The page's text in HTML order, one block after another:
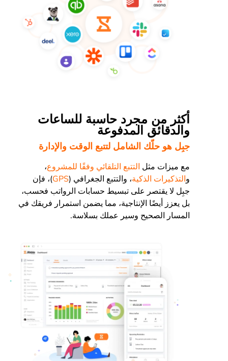
أكثر من مجرد حاسبة للساعات
والدقائق المدفوعة
جبِل هو حلّك الشامل لتتبع الوقت والإدارة
مع ميزات مثل التتبع التلقائي وفقًا للمشروع،
والتذكيرات الذكية، والتتبع الجغرافي (GPS)، فإن
جبِل لا يقتصر على تبسيط حسابات الرواتب فحسب،
بل يعزز أيضًا الإنتاجية، مما يضمن استمرار فريقك في
المسار الصحيح وسير عملك بسلاسة.